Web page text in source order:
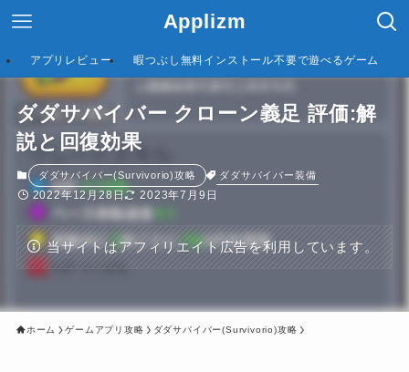
Applizm
アプリレビュー 暇つぶし無料インストール不要で遊べるゲーム
ダダサバイバー クローン義足 評価:解
説と回復効果
ダダサバイバー(Survivorio)攻略 ダダサバイバー装備
2022年12月28日 2023年7月9日
当サイトはアフィリエイト広告を利用しています。
ホーム ゲームアプリ攻略 ダダサバイバー(Survivorio)攻略